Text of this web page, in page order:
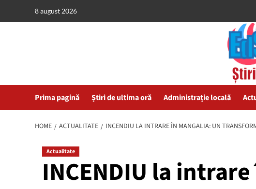
8 august 2026
Prima pagină Știri de ultima oră Administrație locală
HOME ACTUALITATE INCENDIU LA INTRARE ÎN MANGALIA: UN
Actualitate
INCENDIU la